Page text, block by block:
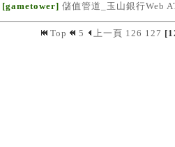
[gametower] 儲值管道_玉山銀行Web
Top 5 上一頁 126 127